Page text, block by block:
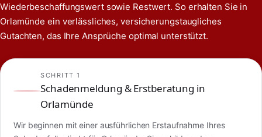
Wiederbeschaffungswert sowie Restwert. So erhalten Sie in
Orlamünde ein verlässliches, versicherungstaugliches
Gutachten, das Ihre Ansprüche optimal unterstützt.
SCHRITT 1
Schadenmeldung & Erstberatung in
Orlamünde
Wir beginnen mit einer ausführlichen Erstaufnahme Ihres